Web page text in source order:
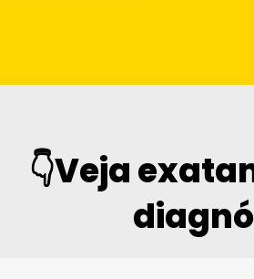
👇Veja